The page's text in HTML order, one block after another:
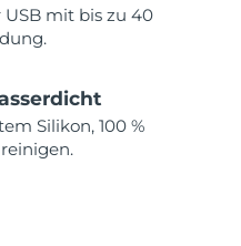
mit bis zu 40
Silikon, 100 %